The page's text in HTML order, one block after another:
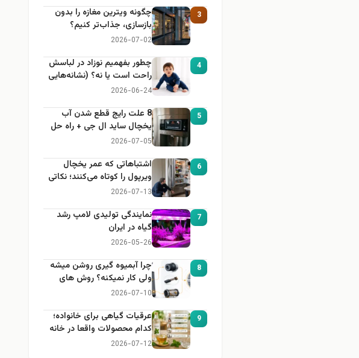
3
چگونه ویترین مغازه را بدون
بازسازی، جذاب‌تر کنیم؟
2026-07-02
4
چطور بفهمیم نوزاد در لباسش
راحت است یا نه؟ (نشانه‌هایی
که هر مادر باید بداند)
2026-06-24
5
8 علت رایج قطع شدن آب
یخچال ساید ال جی + راه حل
2026-07-05
6
اشتباهاتی که عمر یخچال
ویرپول را کوتاه می‌کنند؛ نکاتی
که باید بدانید
2026-07-13
7
نمایندگی تولیدی لامپ رشد
گیاه در ایران
2026-05-26
8
چرا آبمیوه گیری روشن میشه
ولی کار نمیکنه؟ روش های
عیب یابی
2026-07-10
9
عرقیات گیاهی برای خانواده؛
کدام محصولات واقعا در خانه
کاربرد دارند؟
2026-07-12